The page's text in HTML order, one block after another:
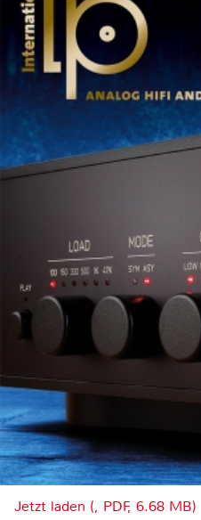
Jetzt laden (, PDF, 6.68 MB)